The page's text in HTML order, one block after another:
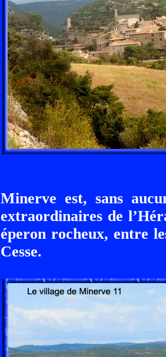
Minerve est, sans
extraordinaires de
éperon rocheux, entre
Cesse.